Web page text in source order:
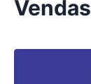
Vendas